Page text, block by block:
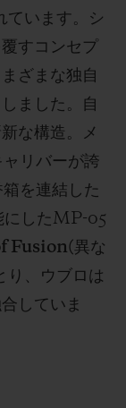
ています。シ
すコンセプ
ざまな独自
ました。自
な構造。メ
ャリバーが誇
を連結した
にしたMP-05
Fusion(異な
り、ウブロは
していま